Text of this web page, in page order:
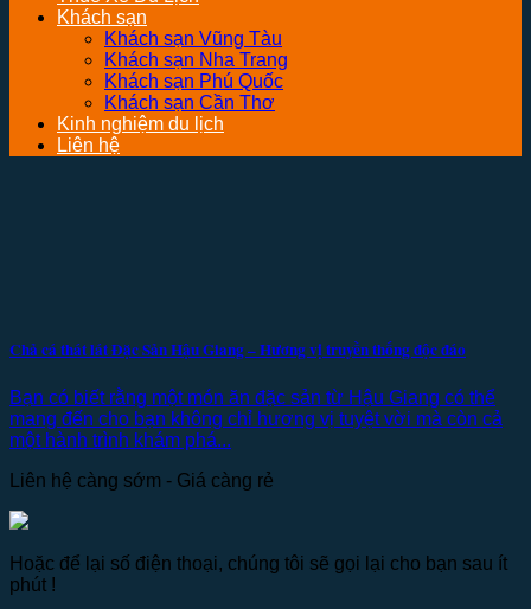
Khách sạn
Khách sạn Vũng Tàu
Khách sạn Nha Trang
Khách sạn Phú Quốc
Khách sạn Cần Thơ
Kinh nghiệm du lịch
Liên hệ
Chả cá thát lát Đặc Sản Hậu Giang – Hương vị truyền thống độc đáo
Bạn có biết rằng một món ăn đặc sản từ Hậu Giang có thể
mang đến cho bạn không chỉ hương vị tuyệt vời mà còn cả
một hành trình khám phá...
Liên hệ càng sớm - Giá càng rẻ
Hoặc để lại số điện thoại, chúng tôi sẽ gọi lại cho bạn sau ít
phút !